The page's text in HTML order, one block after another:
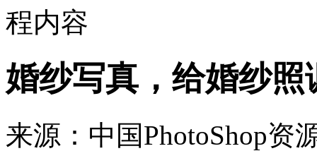
程内容
婚纱写真，给婚纱
来源：中国PhotoShop资